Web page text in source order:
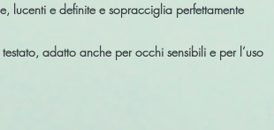
lucenti e definite e sopracciglia perfettamente
, adatto anche per occhi sensibili e per l’uso